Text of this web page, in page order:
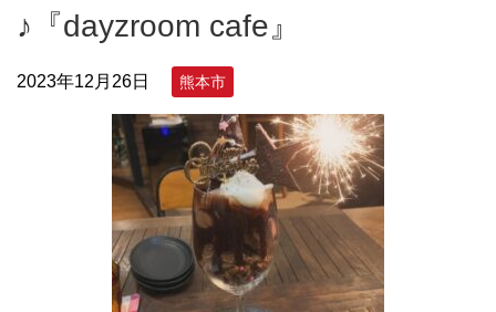
♪『dayzroom cafe』
2023年12月26日 熊本市